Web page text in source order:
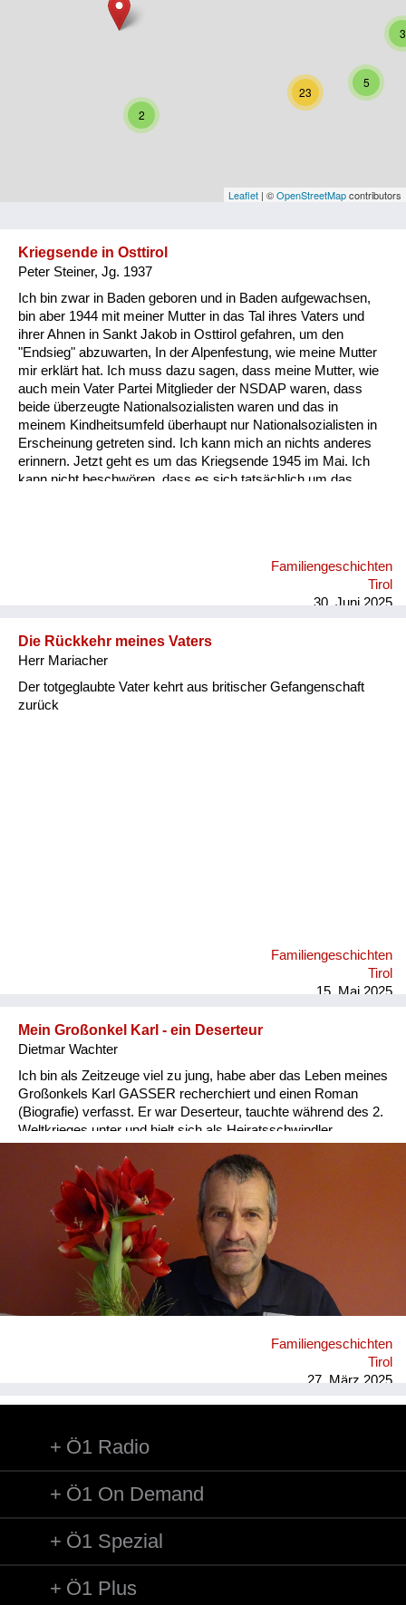
Vorarlberg
Besatzungsmächte
Frauen, Mütter, Kinder
Versorgung
Heimkehrer
Fluchtgeschichten
Wiederaufbau und
Wohnen
23
3
2
5
Leaflet | ©OpenStreetMapcontributors
Kriegsende in Osttirol
Peter Steiner, Jg. 1937
Ich bin zwar in Baden geboren und in Baden aufgewachsen,
bin aber 1944 mit meiner Mutter in das Tal ihres Vaters und
ihrer Ahnen in Sankt Jakob in Osttirol gefahren, um den
"Endsieg" abzuwarten, In der Alpenfestung, wie meine Mutter
mir erklärt hat. Ich muss dazu sagen, dass meine Mutter, wie
auch mein Vater Partei Mitglieder der NSDAP waren, dass
beide überzeugte Nationalsozialisten waren und das in
meinem Kindheitsumfeld überhaupt nur Nationalsozialisten in
Erscheinung getreten sind. Ich kann mich an nichts anderes
erinnern. Jetzt geht es um das Kriegsende 1945 im Mai. Ich
kann nicht beschwören, dass es sich tatsächlich um das
gegangen, wo vor dem einzigen höheren Haus, das dort
Familiengeschichten
Tirol
30. Juni 2025
Die Rückkehr meines Vaters
Herr Mariacher
Der totgeglaubte Vater kehrt aus britischer Gefangenschaft
zurück
Familiengeschichten
Tirol
15. Mai 2025
Mein Großonkel Karl - ein Deserteur
Dietmar Wachter
Ich bin als Zeitzeuge viel zu jung, habe aber das Leben meines
Großonkels Karl GASSER recherchiert und einen Roman
(Biografie) verfasst. Er war Deserteur, tauchte während des 2.
Weltkrieges unter und hielt sich als Heiratsschwindler,
und Nazis gleichfalls. Nach dem Krieg tauchte er unter.
Familiengeschichten
Tirol
27. März 2025
Ö1 Radio
Ö1 On Demand
Ö1 Spezial
Ö1 Plus